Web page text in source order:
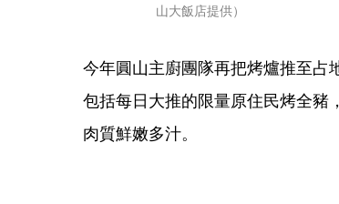
山大飯店提供）
今年圓山主廚團隊再把烤爐推至占
包括每日大推的限量原住民烤全豬
肉質鮮嫩多汁。